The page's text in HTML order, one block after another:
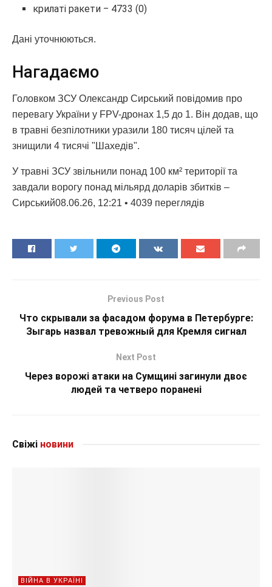
крилаті ракети ‒ 4733 (0)
Дані уточнюються.
Нагадаємо
Головком ЗСУ Олександр Сирський повідомив про
перевагу України у FPV-дронах 1,5 до 1. Він додав, що
в травні безпілотники уразили 180 тисяч цілей та
знищили 4 тисячі "Шахедів".
У травні ЗСУ звільнили понад 100 км² території та
завдали ворогу понад мільярд доларів збитків –
Сирський08.06.26, 12:21 • 4039 переглядiв
Previous Post
Что скрывали за фасадом форума в Петербурге:
Зыгарь назвал тревожный для Кремля сигнал
Next Post
Через ворожі атаки на Сумщині загинули двоє
людей та четверо поранені
Свіжі новини
ВІЙНА В УКРАЇНІ